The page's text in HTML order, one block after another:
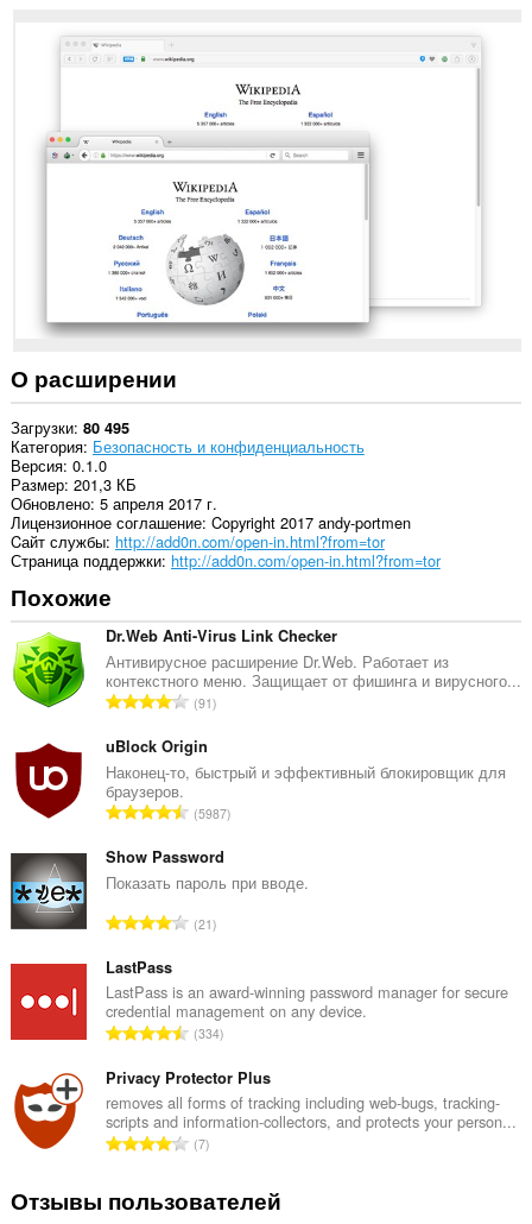
некоторых
сайтах.
вкладкам
в
интернете.
О расширении
Загрузки 80 495
Категория Безопасность и конфиденциальность
Версия 0.1.0
Размер 201,3 КБ
Обновлено 5 апреля 2017 г.
Лицензионное соглашение Copyright 2017 andy-portmen
Cайт службы http://add0n.com/open-in.html?from=tor
Страница поддержки http://add0n.com/open-in.html?from=tor
Похожие
Dr.Web Anti-Virus Link Checker
Антивирусное расширение Dr.Web. Работает из
контекстного меню. Защищает от фишинга и вирусного...
В
е
г
о
е
н
о
к
91
uBlock Origin
Наконец-то, быстрый и эффективный блокировщик для
браузеров.
В
е
г
о
н
о
к
:
5987
Show Password
Показать пароль при вводе.
В
г
о
о
е
н
о
к
21
LastPass
LastPass is an award-winning password manager for secure
credential management on any device.
В
е
г
о
о
е
334
Privacy Protector Plus
removes all forms of tracking including web-bugs, tracking-
scripts and information-collectors, and protects your person...
В
г
7
Отзывы пользователей